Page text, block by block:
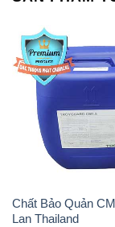
Chất Bảo Quản
Lan Thailand